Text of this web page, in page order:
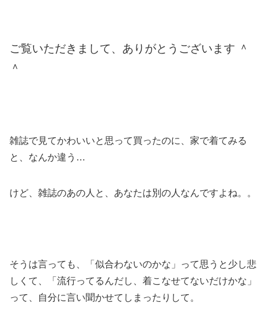
ご覧いただきまして、ありがとうございます ＾
＾
雑誌で見てかわいいと思って買ったのに、家で着てみる
と、なんか違う…
けど、雑誌のあの人と、あなたは別の人なんですよね。。
そうは言っても、「似合わないのかな」って思うと少し悲
しくて、「流行ってるんだし、着こなせてないだけかな」
って、自分に言い聞かせてしまったりして。